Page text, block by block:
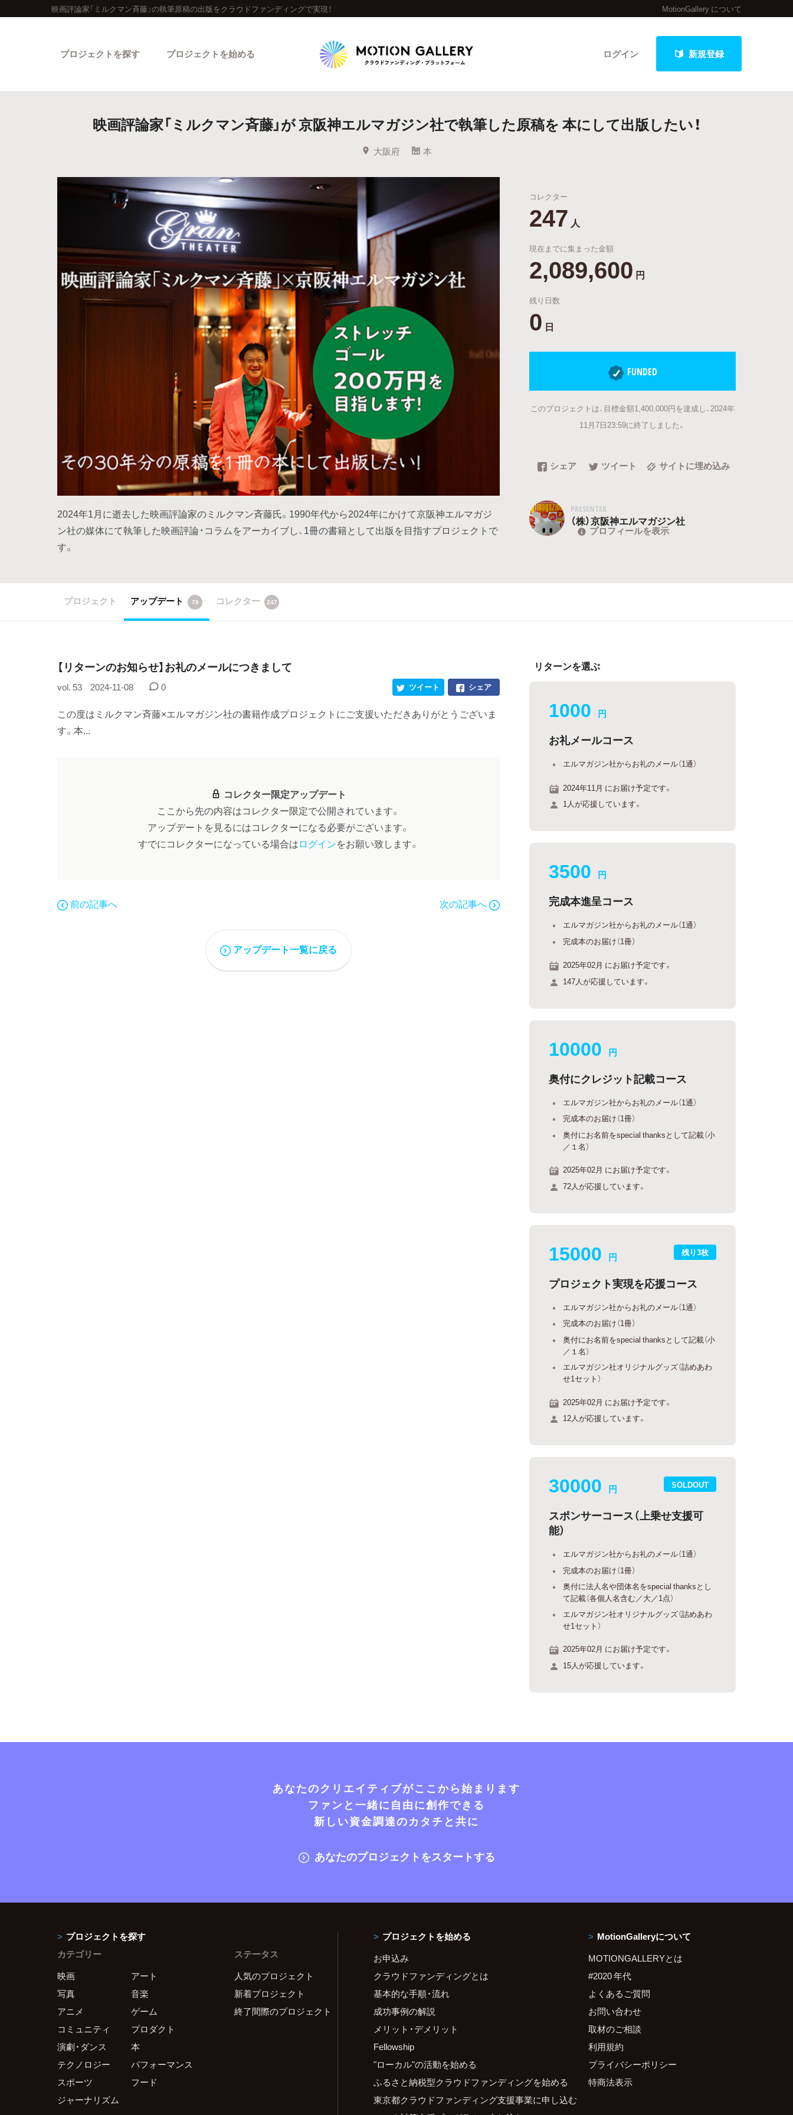
映画評論家「ミルクマン斉藤」の執筆原稿の出版をクラウドファンディングで実現！ MotionGallery について
ログイン 新規登録
プロジェクトを探す
人気のプロジェクト 新着プロジェクト 終了間近のプロジェクト
Feature
カテゴリーから探す タグから探す キュレーターから探す 特集から探す 最新進捗報告から探す
Legendary
最新達成プロジェクト
プロジェクトを始める
映画評論家「ミルクマン斉藤」が 京阪神エルマガジン社で執筆した原稿を 本にして出版したい！
大阪府 本
2024年1月に逝去した映画評論家のミルクマン斉藤氏。1990年代から2024年にかけて京阪神エルマガジ
ン社の媒体にて執筆した映画評論・コラムをアーカイブし、1冊の書籍として出版を目指すプロジェクトで
す。
コレクター
247 人
現在までに集まった金額
2,089,600 円
残り日数
0 日
FUNDED
このプロジェクトは、目標金額1,400,000円を達成し、2024年
11月7日23:59に終了しました。
シェア ツイート サイトに埋め込み
PRESENTER
（株）京阪神エルマガジン社
プロフィールを表示
プロジェクト アップデート 79 コレクター 247
【リターンのお知らせ】お礼のメールにつきまして
vol. 53 2024-11-08 0 シェア
ツイート
この度はミルクマン斉藤×エルマガジン社の書籍作成プロジェクトにご支援いただきありがとうございま
す。本...
コレクター限定アップデート
ここから先の内容はコレクター限定で公開されています。
アップデートを見るにはコレクターになる必要がございます。
すでにコレクターになっている場合はログインをお願い致します。
前の記事へ 次の記事へ
アップデート一覧に戻る
リターンを選ぶ
1000 円
お礼メールコース
エルマガジン社からお礼のメール（1通）
2024年11月 にお届け予定です。
1人が応援しています。
3500 円
完成本進呈コース
エルマガジン社からお礼のメール（1通）
完成本のお届け（1冊）
2025年02月 にお届け予定です。
147人が応援しています。
10000 円
奥付にクレジット記載コース
エルマガジン社からお礼のメール（1通）
完成本のお届け（1冊）
奥付にお名前をspecial thanksとして記載（小
／１名）
2025年02月 にお届け予定です。
72人が応援しています。
残り3枚
15000 円
プロジェクト実現を応援コース
エルマガジン社からお礼のメール（1通）
完成本のお届け（1冊）
奥付にお名前をspecial thanksとして記載（小
／１名）
エルマガジン社オリジナルグッズ（詰めあわ
せ1セット）
2025年02月 にお届け予定です。
12人が応援しています。
SOLDOUT
30000 円
スポンサーコース（上乗せ支援可
能）
エルマガジン社からお礼のメール（1通）
完成本のお届け（1冊）
奥付に法人名や団体名をspecial thanksとし
て記載（各個人名含む／大／1点）
エルマガジン社オリジナルグッズ（詰めあわ
せ1セット）
2025年02月 にお届け予定です。
15人が応援しています。
あなたのクリエイティブがここから始まります
ファンと一緒に自由に創作できる
新しい資金調達のカタチと共に
あなたのプロジェクトをスタートする
プロジェクトを探す
カテゴリー
映画
アート
写真
音楽
アニメ
ゲーム
コミュニティ
プロダクト
演劇・ダンス
本
テクノロジー
パフォーマンス
スポーツ
フード
ジャーナリズム
ステータス
人気のプロジェクト
新着プロジェクト
終了間際のプロジェクト
プロジェクトを始める
お申込み
クラウドファンディングとは
基本的な手順・流れ
成功事例の解説
メリット・デメリット
Fellowship
"ローカル"の活動を始める
ふるさと納税型クラウドファンディングを始める
東京都クラウドファンディング支援事業に申し込む
MotionGalleryについて
MOTIONGALLERYとは
#2020 年代
よくあるご質問
お問い合わせ
取材のご相談
利用規約
プライバシーポリシー
特商法表示